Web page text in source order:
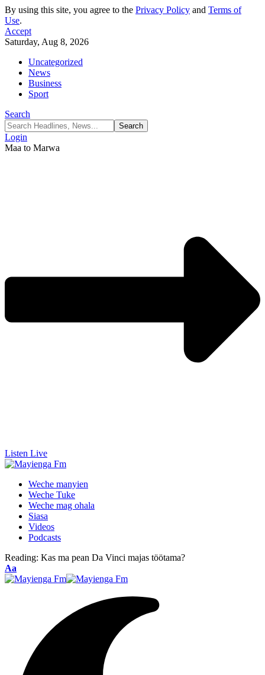
By using this site, you agree to the Privacy Policy and Terms of
Use.
Accept
Saturday, Aug 8, 2026
Uncategorized
News
Business
Sport
Search
Login
Maa to Marwa
Listen Live
Weche manyien
Weche Tuke
Weche mag ohala
Siasa
Videos
Podcasts
Reading: Kas ma pean Da Vinci majas töötama?
Font
Resizer
Aa